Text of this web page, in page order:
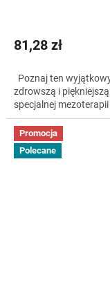
81,28 zł
Poznaj ten
zdrowszą i
specjalnej
Promocja
Polecane